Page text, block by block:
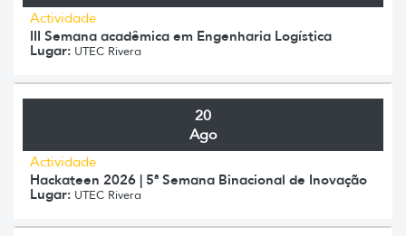
Actividade
III Semana acadêmica em Engenharia Logística
Lugar: UTEC Rivera
20
Ago
Actividade
Hackateen 2026 | 5ª Semana Binacional de Inovação
Lugar: UTEC Rivera